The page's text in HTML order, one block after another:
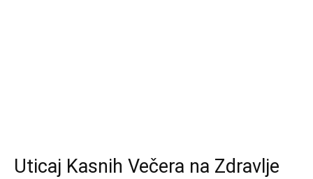
Uticaj Kasnih Večera na Zdravlje